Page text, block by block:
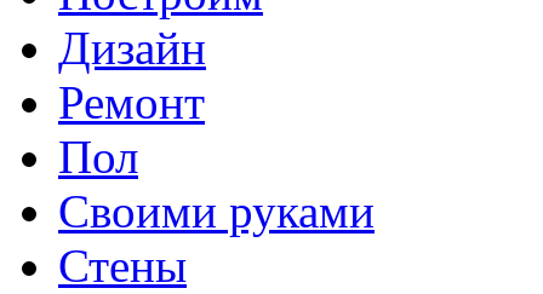
Дизайн
Ремонт
Пол
Своими руками
Стены